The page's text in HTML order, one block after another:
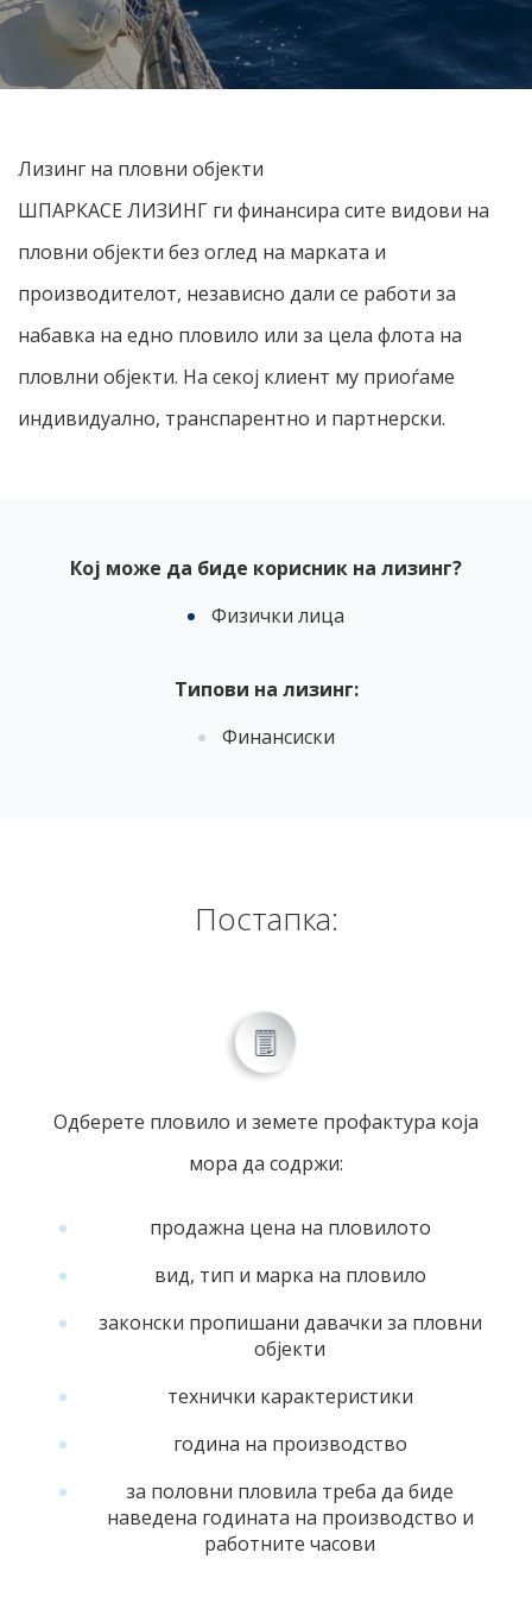
Лизинг на пловни објекти
ШПАРКАСЕ ЛИЗИНГ ги финансира сите видови на
пловни објекти без оглед на марката и
производителот, независно дали се работи за
набавка на едно пловило или за цела флота на
пловлни објекти. На секој клиент му приоѓаме
индивидуално, транспарентно и партнерски.
Кој може да биде корисник на лизинг?
Физички лица
Типови на лизинг:
Финансиски
Постапка:
Одберете пловило и земете профактура која
мора да содржи:
продажна цена на пловилото
вид, тип и марка на пловило
законски пропишани давачки за пловни
објекти
технички карактеристики
година на производство
за половни пловила треба да биде
наведена годината на производство и
работните часови